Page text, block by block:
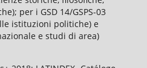
per i GSD 14/GSPS-03
istituzioni politiche) e
e studi di area)